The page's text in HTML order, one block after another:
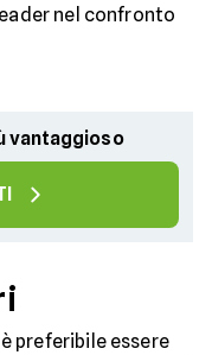
nel confronto
vantaggioso
preferibile essere